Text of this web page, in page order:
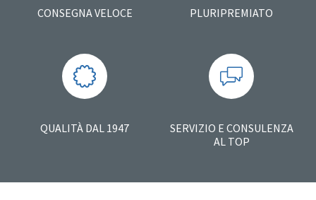
CONSEGNA VELOCE PLURIPREMIATO
QUALITÀ DAL 1947
SERVIZIO E CONSULENZA
AL TOP